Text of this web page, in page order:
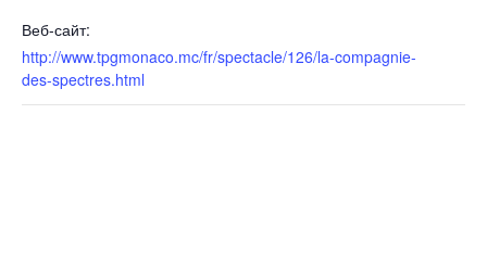
Веб-сайт:
http://www.tpgmonaco.mc/fr/spectacle/126/la-compagnie-
des-spectres.html